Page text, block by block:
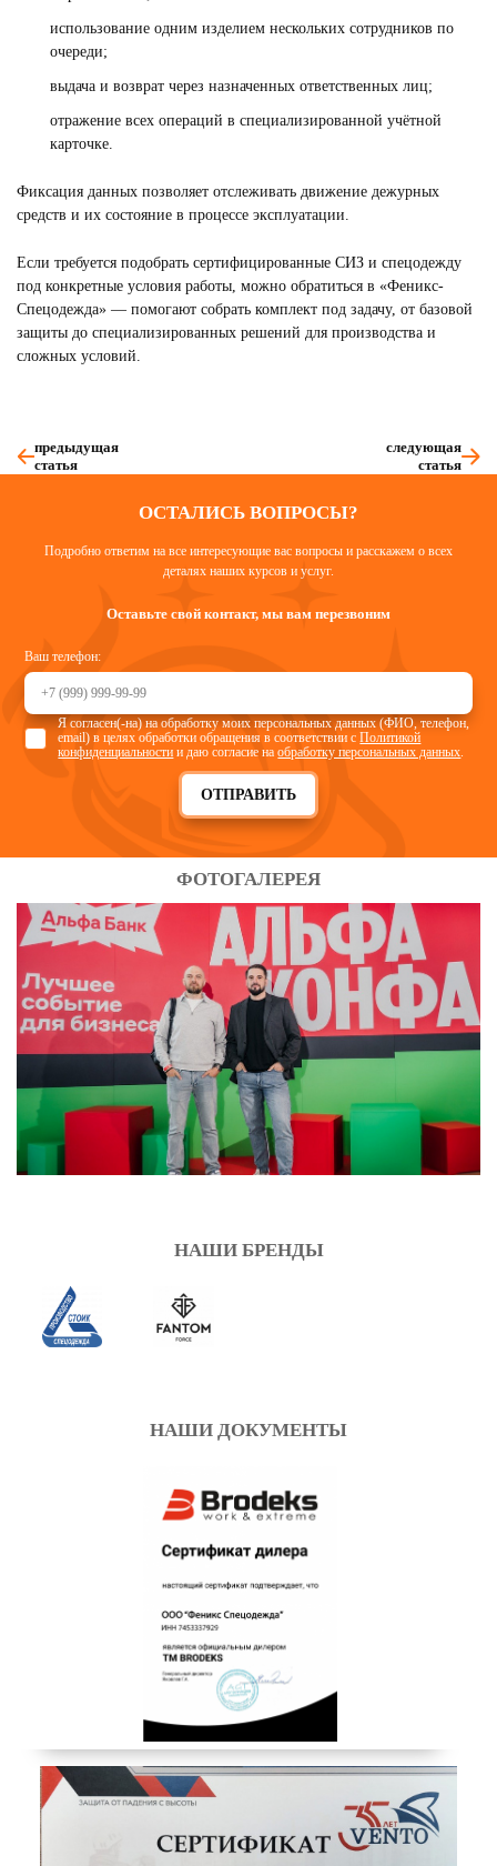
использование одним изделием нескольких сотрудников по
очереди;
выдача и возврат через назначенных ответственных лиц;
отражение всех операций в специализированной учётной
карточке.
Фиксация данных позволяет отслеживать движение дежурных
средств и их состояние в процессе эксплуатации.
Если требуется подобрать сертифицированные СИЗ и спецодежду
под конкретные условия работы, можно обратиться в «Феникс-
Спецодежда» — помогают собрать комплект под задачу, от базовой
защиты до специализированных решений для производства и
сложных условий.
предыдущая
статья
следующая
статья
ОСТАЛИСЬ ВОПРОСЫ?
Подробно ответим на все интересующие вас вопросы и расскажем о всех
деталях наших курсов и услуг.
Оставьте свой контакт, мы вам перезвоним
Ваш телефон:
ОТПРАВИТЬ
Я согласен(-на) на обработку моих персональных данных (ФИО, телефон,
email) в целях обработки обращения в соответствии сПолитикой
конфиденциальности и даю согласие наобработку персональных данных.
ФОТОГАЛЕРЕЯ
НАШИ БРЕНДЫ
НАШИ ДОКУМЕНТЫ